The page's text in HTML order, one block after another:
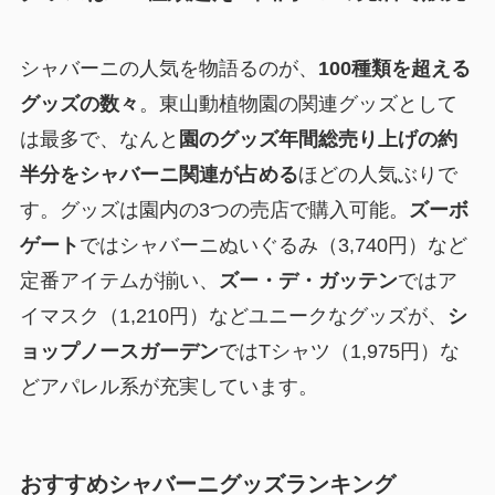
シャバーニの人気を物語るのが、 100種類を超える
グッズの数々 。東山動植物園の関連グッズとして
は最多で、なんと 園のグッズ年間総売り上げの約
半分をシャバーニ関連が占めるほどの人気ぶりで
す。グッズは園内の3つの売店で購入可能。
ズーボ
ゲート ではシャバーニぬいぐるみ（3,740円）など
定番アイテムが揃い、
ズー・デ・ガッテンではア
イマスク（1,210円）などユニークなグッズが、
シ
ョップノースガーデンではTシャツ（1,975円）な
どアパレル系が充実しています。
おすすめシャバーニグッズランキング